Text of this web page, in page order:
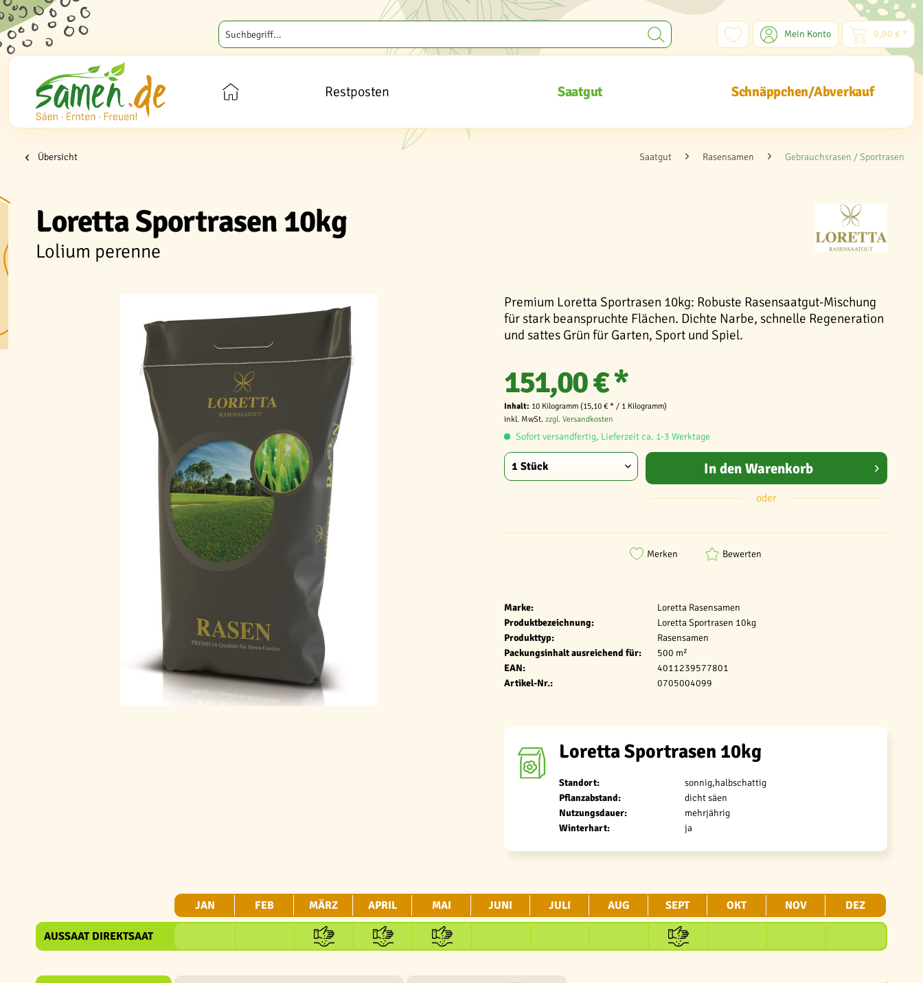
Mein Konto 0,00 € *
Restposten Saatgut Schnäppchen/Abverkauf
Übersicht Saatgut Rasensamen Gebrauchsrasen / Sportrasen
Loretta Sportrasen 10kg
Lolium perenne
Premium Loretta Sportrasen 10kg: Robuste Rasensaatgut-Mischung
für stark beanspruchte Flächen. Dichte Narbe, schnelle Regeneration
und sattes Grün für Garten, Sport und Spiel.
Marke:
Loretta Rasensamen
Produktbezeichnung:
Loretta Sportrasen 10kg
Produkttyp:
Rasensamen
Packungsinhalt ausreichend für:
500 m²
EAN:
4011239577801
Artikel-Nr.:
0705004099
151,00 € *
Inhalt: 10 Kilogramm (15,10 € * / 1 Kilogramm)
inkl. MwSt. zzgl. Versandkosten
Sofort versandfertig, Lieferzeit ca. 1-3 Werktage
In den Warenkorb
oder
Merken Bewerten
Loretta Sportrasen 10kg
Standort:
sonnig,halbschattig
Pflanzabstand:
dicht säen
Nutzungsdauer:
mehrjährig
Winterhart:
ja
JAN FEB MÄRZ APRIL MAI JUNI JULI AUG SEPT OKT NOV DEZ
AUSSAAT DIREKTSAAT